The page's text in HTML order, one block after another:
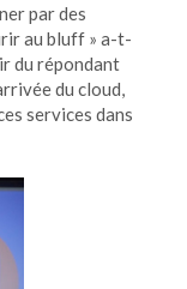
par des
au bluff » a-t-
du répondant
du cloud,
services dans